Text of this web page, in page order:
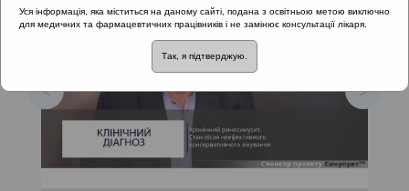
Уся інформація, яка міститься на даному сайті, подана з освітньою метою виключно
для медичних та фармацевтичних працівників і не замінює консультації лікаря.
Так, я підтверджую.